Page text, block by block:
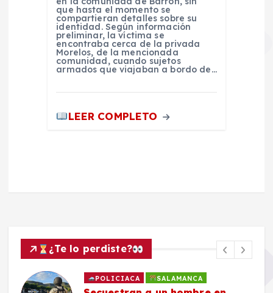
que hasta el momento se
compartieran detalles sobre su
identidad. Según información
preliminar, la víctima se
encontraba cerca de la privada
Morelos, de la mencionada
comunidad, cuando sujetos
armados que viajaban a bordo de…
LEER COMPLETO
¿Te lo perdiste?
POLICIACA SALAMANCA